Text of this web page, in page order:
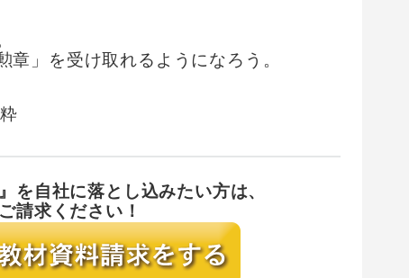
」を受け取れるようになろう。
を自社に落とし込みたい方は、
請求ください！